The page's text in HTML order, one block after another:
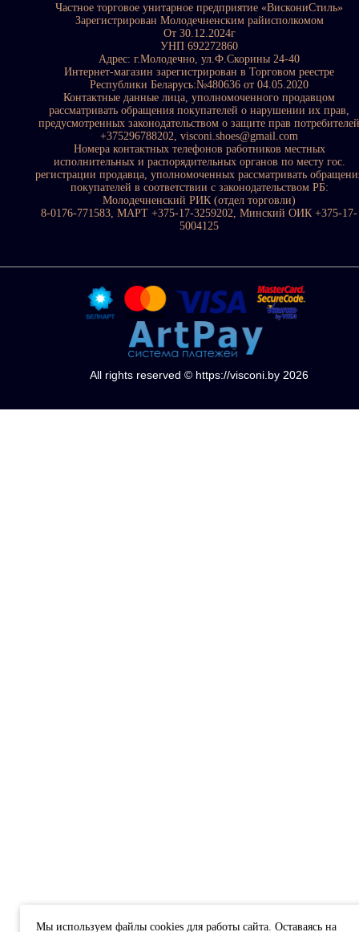
Частное торговое унитарное предприятие «ВискониСтиль»
Зарегистрирован Молодечненским райисполкомом
От 30.12.2024г
УНП 692272860
Адрес: г.Молодечно, ул.Ф.Скорины 24-40
Интернет-магазин зарегистрирован в Торговом реестре
Республики Беларусь:№480636 от 04.05.2020
Контактные данные лица, уполномоченного продавцом
рассматривать обращения покупателей о нарушении их прав,
предусмотренных законодательством о защите прав потребителей
+375296788202, visconi.shoes@gmail.com
Номера контактных телефонов работников местных
исполнительных и распорядительных органов по месту гос.
регистрации продавца, уполномоченных рассматривать
покупателей в соответствии с законодательством РБ:
Молодечненский РИК (отдел торговли)
8-0176-771583, МАРТ +375-17-3259202, Минский ОИК +375-17-
5004125
All rights reserved © https://visconi.by 2026
Мы используем файлы cookies для работы сайта. Оставаясь на